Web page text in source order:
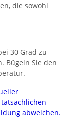
die sowohl
30 Grad zu
Bügeln Sie den
abweichen.